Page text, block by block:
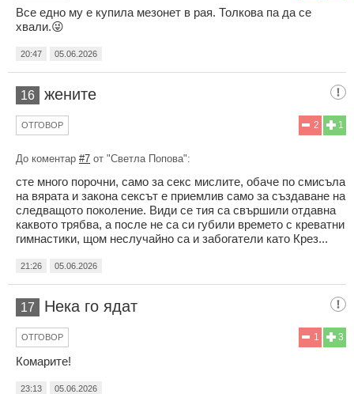
Все едно му е купила мезонет в рая. Толкова па да се
хвали.😜
20:47 05.06.2026
16 жените
1
2
ОТГОВОР
До коментар #7 от "Светла Попова":
сте много порочни, само за секс мислите, обаче по смисъла
на вярата и закона сексът е приемлив само за създаване на
следващото поколение. Види се тия са свършили отдавна
каквото трябва, а после не са си губили времето с креватни
гимнастики, щом неслучайно са и забогатели като Крез...
21:26 05.06.2026
17 Нека го ядат
3
1
ОТГОВОР
Комарите!
23:13 05.06.2026